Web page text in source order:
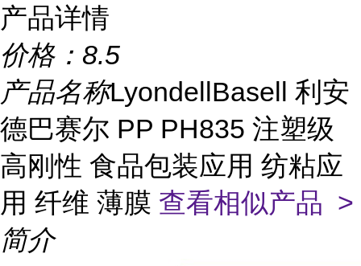
产品详情
价格： 8.5
产品名称LyondellBasell 利安
德巴赛尔 PP PH835 注塑级
高刚性 食品包装应用 纺粘应
用 纤维 薄膜 查看相似产品 >
简介